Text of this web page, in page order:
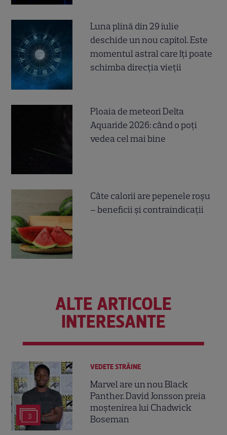
Luna plină din 29 iulie
deschide un nou capitol. Este
momentul astral care îți poate
schimba direcția vieții
Ploaia de meteori Delta
Aquaride 2026: când o poți
vedea cel mai bine
Câte calorii are pepenele roșu
– beneficii și contraindicații
ALTE ARTICOLE
INTERESANTE
3
VEDETE STRĂINE
Marvel are un nou Black
Panther. David Jonsson preia
moștenirea lui Chadwick
Boseman